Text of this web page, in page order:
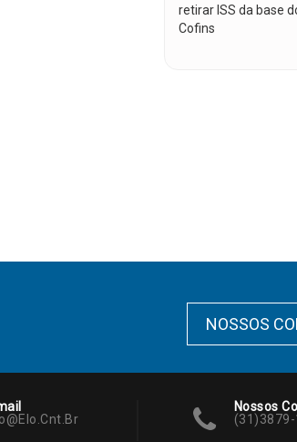
retirar ISS da base
Cofins
NOSSOS
Nossos